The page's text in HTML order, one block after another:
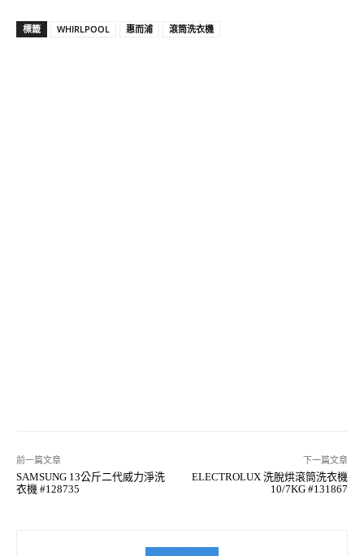
標籤 WHIRLPOOL 惠而浦 滾筒洗衣機
前一篇文章
SAMSUNG 13公斤二代威力淨洗
衣機 #128735
下一篇文章
ELECTROLUX 洗脫烘滾筒洗衣機
10/7KG #131867